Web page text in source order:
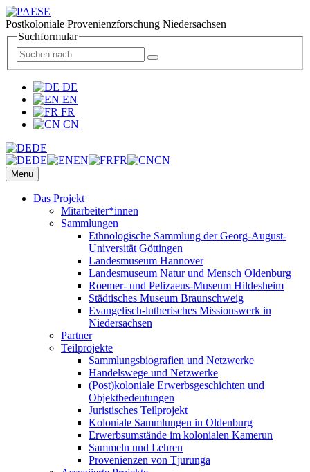
Postkoloniale Provenienzforschung Niedersachsen
Suchformular
DE
EN
FR
CN
DE
DE
EN FR CN
Menu
Das Projekt
Mitarbeiter*innen
Sammlungen
Ethnologische Sammlung der Georg-August-
Universität Göttingen
Landesmuseum Hannover
Landesmuseum Natur und Mensch Oldenburg
Roemer- und Pelizaeus-Museum Hildesheim
Städtisches Museum Braunschweig
Evangelisch-lutherisches Missionswerk in
Niedersachsen
Partner
Teilprojekte
Sammlungsbiografien und Netzwerke
Handelswege und Netzwerke
(Post)koloniale Erwerbsgeschichten und
Objektbedeutungen
Juristisches Teilprojekt
Koloniale Sammlungen in Oldenburg
Erwerbsumstände im kolonialen Kamerun
Sammeln und Lehren
Provenienzen von Tjurunga